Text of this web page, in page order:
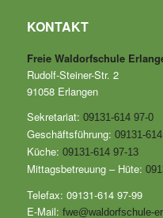
KONTAKT
Freie Waldorfschule
Rudolf-Steiner-Str. 2
91058 Erlangen
Sekretariat: 09131-614 97-0
Geschäftsführung: 09131-
Küche: 09131-614 97-13
Mittagsbetreuung – Hüte:
Telefax: 09131-614 97-99
E-Mail: fwe@waldorfschule-